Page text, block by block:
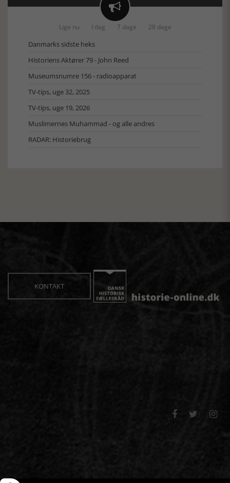

Lige nu I dag 7 dage 28 dage
Danmarks sidste heks
Historiens Aktører 79 - John Reed
Museumsnumre 156 - radioapparat
TV-tips, uge 32, 2025
TV-tips, uge 19, 2026
Muslimernes Muhammad - og alle andres
RADAR: Historiebrug
KONTAKT
  